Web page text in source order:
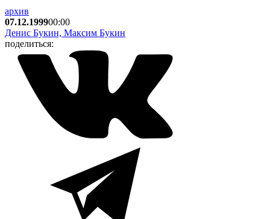
архив
07.12.199900:00
Денис Букин, Максим Букин
поделиться: